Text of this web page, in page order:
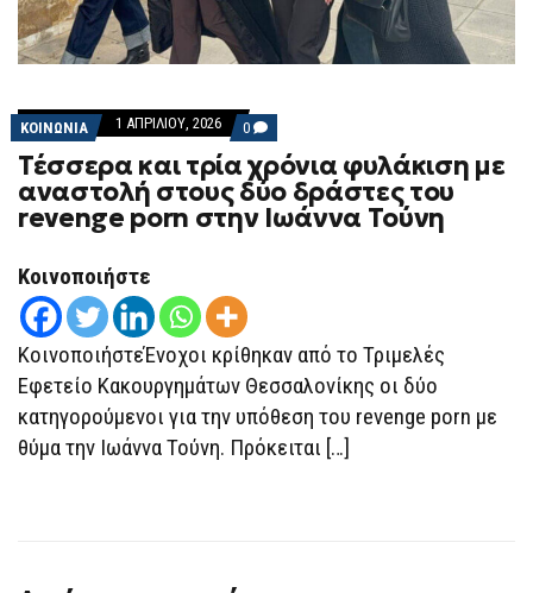
ΚΟΙΝΩΝΙΑ 1 ΑΠΡΙΛΊΟΥ, 2026 0 COMMENTS
ON
ΤΈΣΣΕΡΑ
ΚΑΙ
ΤΡΊΑ
ΧΡΌΝΙΑ
ΦΥΛΆΚΙΣΗ
REVENGE
PORN
ΣΤΗΝ
ΙΩΆΝΝΑ
ΤΟΎΝΗ
Τέσσερα και τρία χρόνια φυλάκιση με
αναστολή στους δύο δράστες του
revenge porn στην Ιωάννα Τούνη
Κοινοποιήστε
ΚοινοποιήστεΈνοχοι κρίθηκαν από το Τριμελές
Εφετείο Κακουργημάτων Θεσσαλονίκης οι δύο
κατηγορούμενοι για την υπόθεση του revenge porn με
θύμα την Ιωάννα Τούνη. Πρόκειται […]